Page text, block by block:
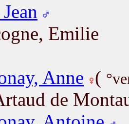
Emilie
Anne (
de